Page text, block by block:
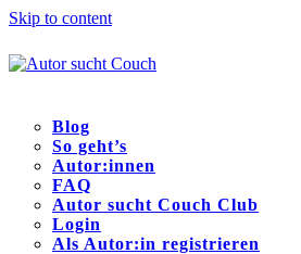
Skip to content
Blog
So geht’s
Autor:innen
FAQ
Autor sucht Couch Club
Login
Als Autor:in registrieren